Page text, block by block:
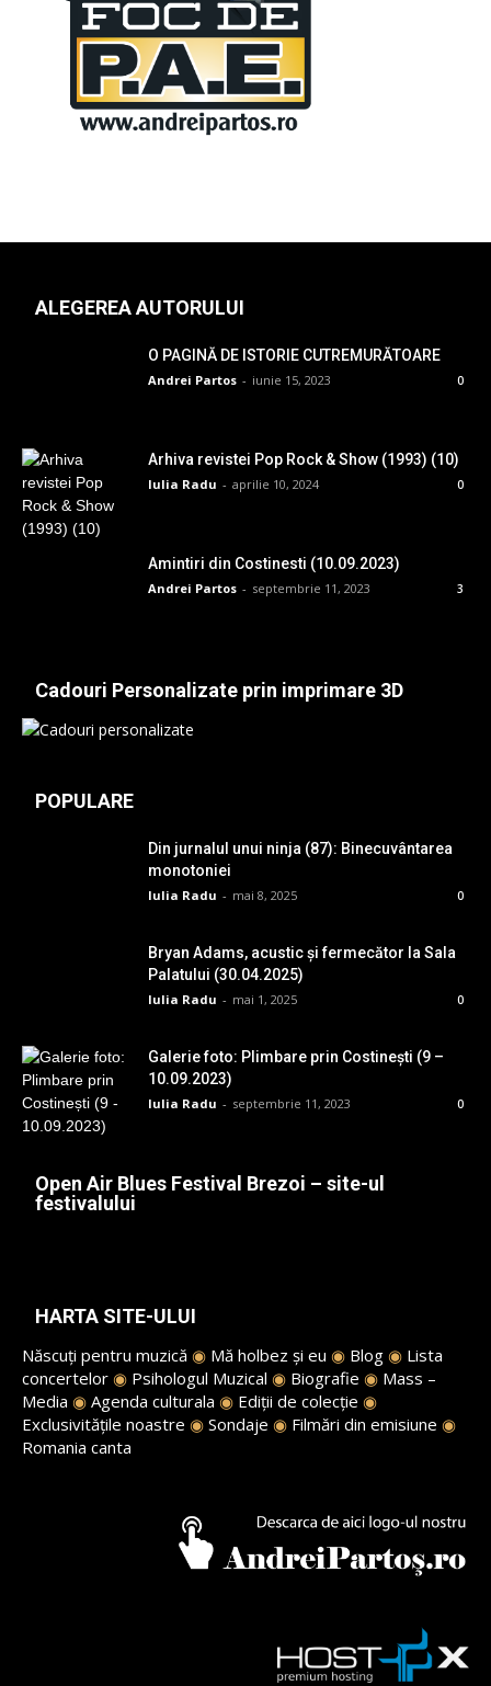
ALEGEREA AUTORULUI
O PAGINĂ DE ISTORIE CUTREMURĂTOARE
Andrei Partos - iunie 15, 2023 0
Arhiva revistei Pop Rock & Show (1993) (10)
Iulia Radu - aprilie 10, 2024 0
Amintiri din Costinesti (10.09.2023)
Andrei Partos - septembrie 11, 2023 3
Cadouri Personalizate prin imprimare 3D
POPULARE
Din jurnalul unui ninja (87): Binecuvântarea
monotoniei
Iulia Radu - mai 8, 2025 0
Bryan Adams, acustic și fermecător la Sala
Palatului (30.04.2025)
Iulia Radu - mai 1, 2025 0
Galerie foto: Plimbare prin Costinești (9 –
10.09.2023)
Iulia Radu - septembrie 11, 2023 0
Open Air Blues Festival Brezoi – site-ul
festivalului
HARTA SITE-ULUI
Născuți pentru muzică ◉ Mă holbez și eu ◉ Blog ◉ Lista
concertelor ◉ Psihologul Muzical ◉ Biografie ◉ Mass –
Media ◉ Agenda culturala ◉ Ediții de colecție ◉
Exclusivitățile noastre ◉ Sondaje ◉ Filmări din emisiune ◉
Romania canta